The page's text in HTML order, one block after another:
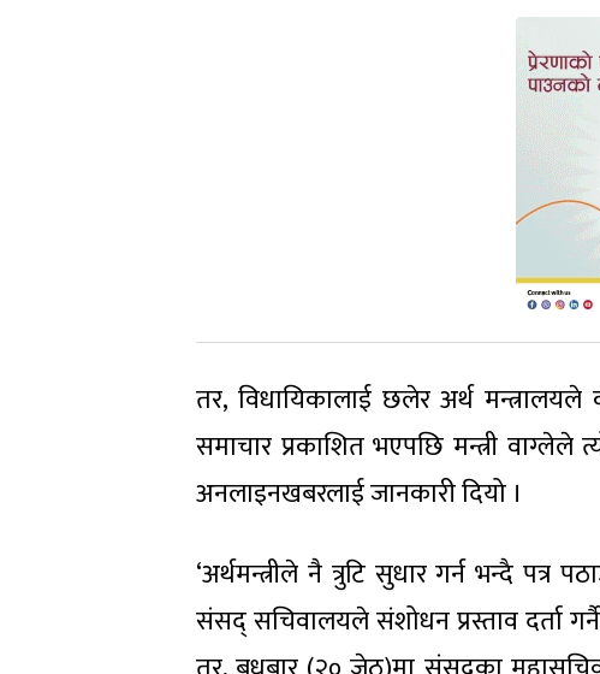
तर, विधायिकालाई छलेर अर्थ
समाचार प्रकाशित भएपछि मन्त्री वाग्लेले
अनलाइनखबरलाई जानकारी दियो ।
‘अर्थमन्त्रीले नै त्रुटि सुधार गर्न भन्दै
संसद् सचिवालयले संशोधन प्रस्ताव दर्ता